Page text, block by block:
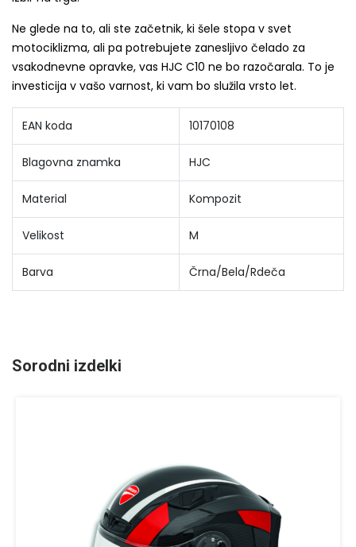
Ne glede na to, ali ste začetnik, ki šele stopa v svet
motociklizma, ali pa potrebujete zanesljivo čelado za
vsakodnevne opravke, vas HJC C10 ne bo razočarala. To je
investicija v vašo varnost, ki vam bo služila vrsto let.
EAN koda 10170108
Blagovna znamka HJC
Material Kompozit
Velikost M
Barva Črna/Bela/Rdeča
Sorodni izdelki